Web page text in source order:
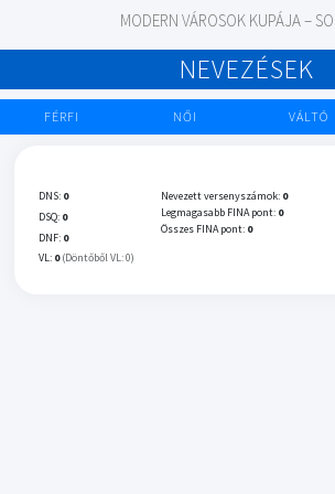
MODERN VÁROSOK KUPÁJA –
NEVEZÉSEK
FÉRFI NŐI VÁLTÓ
DNS: 0
DSQ: 0
DNF: 0
VL: 0 (Döntőből VL: 0)
Nevezett versenyszámok: 0
Legmagasabb FINA pont: 0
Összes FINA pont: 0